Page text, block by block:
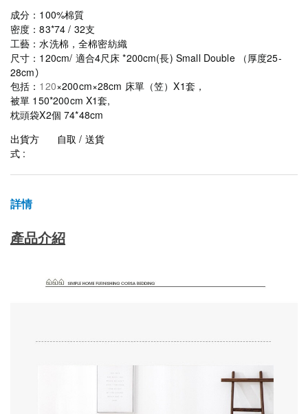
成分：100%棉質
密度：83*74 / 32支
工藝：水洗棉，全棉密紡織
尺寸：120cm/ 適合4尺床 *200cm(長) Small Double （厚度25-
28cm）
包括： 120×200cm×28cm 床單（笠）X1套，
被單 150*200cm X1套,
枕頭袋X2個 74*48cm
出貨方
式 :
自取 / 送貨
詳情
產品介紹